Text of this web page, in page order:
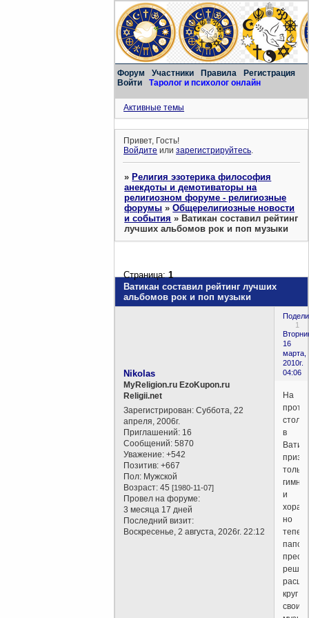
Форум Участники Правила
Регистрация
Войти
Таролог и психолог онлайн
Активные темы
Привет, Гость!
Войдите илизарегистрируйтесь.
»Религия эзотерика философия
анекдоты и демотиваторы на
религиозном форуме - религиозные
форумы »Общерелигиозные новости
и события »Ватикан составил рейтинг
лучших альбомов рок и поп музыки
Ватикан составил рейтинг лучших
альбомов рок и поп музыки
Страница:1
1
16
марта,
2010г.
04:06
Nikolas
MyReligion.ru EzoKupon.ru
Religii.net
Зарегистрирован: Суббота, 22
апреля, 2006г.
Приглашений: 16
Сообщений: 5870
Уважение: +542
Позитив: +667
Пол: Мужской
Возраст: 45[1980-11-07]
Провел на форуме:
3 месяца 17 дней
Последний визит:
Воскресенье, 2 августа, 2026г. 22:12
На
в
только
гимны
и
но
решил
круг
своих